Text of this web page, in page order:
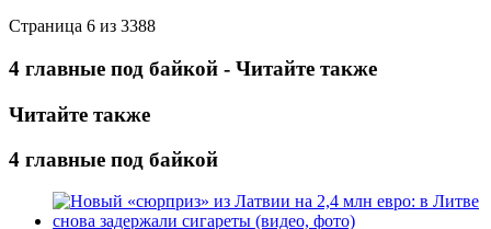
Страница 6 из 3388
4 главные под байкой - Читайте также
Читайте также
4 главные под байкой